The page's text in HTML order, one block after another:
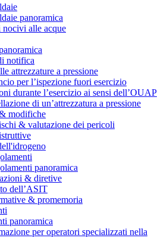
panoramica
alle acque
notifica
attrezzature a pressione
per l’ispezione fuori esercizio
durante l’esercizio ai sensi dell’OUAP
di un’attrezzatura a pressione
modifiche
& valutazione dei pericoli
panoramica
& diretive
dell’ASIT
& promemoria
panoramica
per operatori specializzati nella